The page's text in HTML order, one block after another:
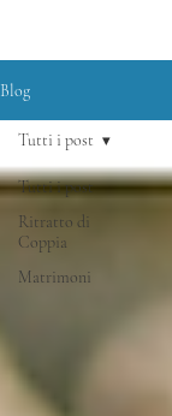
Blog
Tutti i post
Ritratto di
Coppia
Matrimoni
Tutti i post